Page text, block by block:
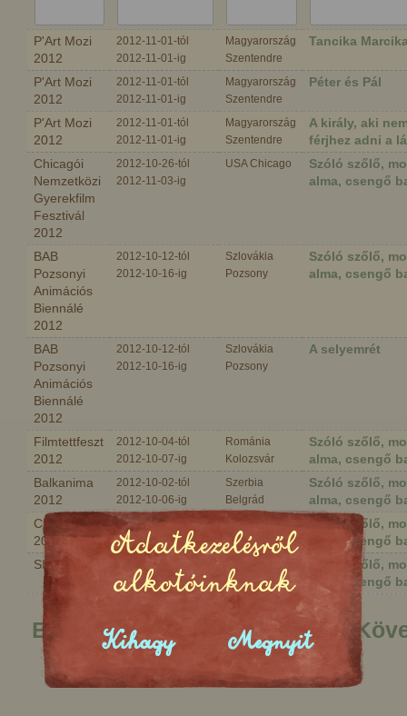
P'Art Mozi
2012
2012-11-01-tól
2012-11-01-ig
Magyarország
Szentendre
Tancika
P'Art Mozi
2012
2012-11-01-tól
2012-11-01-ig
Magyarország
Szentendre
Péter és Pál
P'Art Mozi
2012
2012-11-01-tól
2012-11-01-ig
Magyarország
Szentendre
A király, aki
férjhez adni a
Chicagói
Nemzetközi
Gyerekfilm
Fesztivál
2012
2012-10-26-tól
2012-11-03-ig
USA Chicago
Szóló szőlő,
alma, csengő
BAB
Pozsonyi
Animációs
Biennálé
2012
2012-10-12-tól
2012-10-16-ig
Szlovákia
Pozsony
Szóló szőlő,
alma, csengő
BAB
Pozsonyi
Animációs
Biennálé
2012
2012-10-12-tól
2012-10-16-ig
Szlovákia
Pozsony
A selyemrét
Filmtettfeszt
2012
2012-10-04-tól
2012-10-07-ig
Románia
Kolozsvár
Szóló szőlő,
alma, csengő
Balkanima
2012
2012-10-02-tól
2012-10-06-ig
Szerbia
Belgrád
Szóló szőlő,
alma, csengő
CICDAF
2012
2012-08-16-tól
2012-08-22-ig
Kína
Changzhou
Szóló szőlő,
alma, csengő
SICAF 2012
2012-07-18-tól
2012-07-22-ig
Szöul
Szóló szőlő,
alma, csengő
Első Előző 4 5 6 7 8
Adatkezelésről
alkotóinknak
Kihagy Megnyit